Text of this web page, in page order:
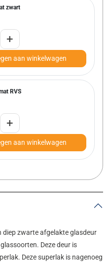
zwart
+
aan winkelwagen
RVS
+
aan winkelwagen
diep zwarte afgelakte glasdeur
Deze deur is
Deze superlak is nagenoeg